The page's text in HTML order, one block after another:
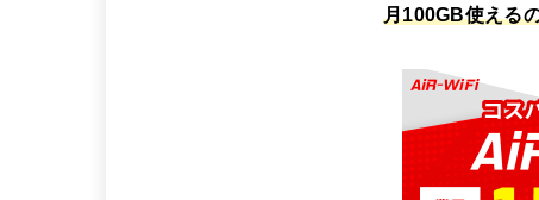
月100GB使える